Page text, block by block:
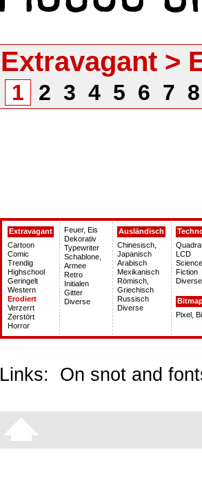
Extravagant >
1 2 3 4 5 6 7
Extravagant
Cartoon
Comic
Trendig
Highschool
Geringelt
Western
Erodiert
Verzerrt
Zerstört
Horror
Feuer, Eis
Dekorativ
Typewriter
Schablone,
Armee
Retro
Initialen
Gitter
Diverse
Ausländisch
Chinesisch,
Japanisch
Arabisch
Mexikanisch
Römisch,
Griechisch
Russisch
Diverse
LCD
Fiction
Diverse
Pixel,
Links: On snot and